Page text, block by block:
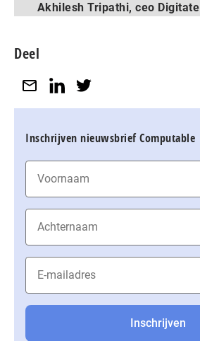
Akhilesh Tripathi, ceo Digitate
Deel
Inschrijven nieuwsbrief Computable